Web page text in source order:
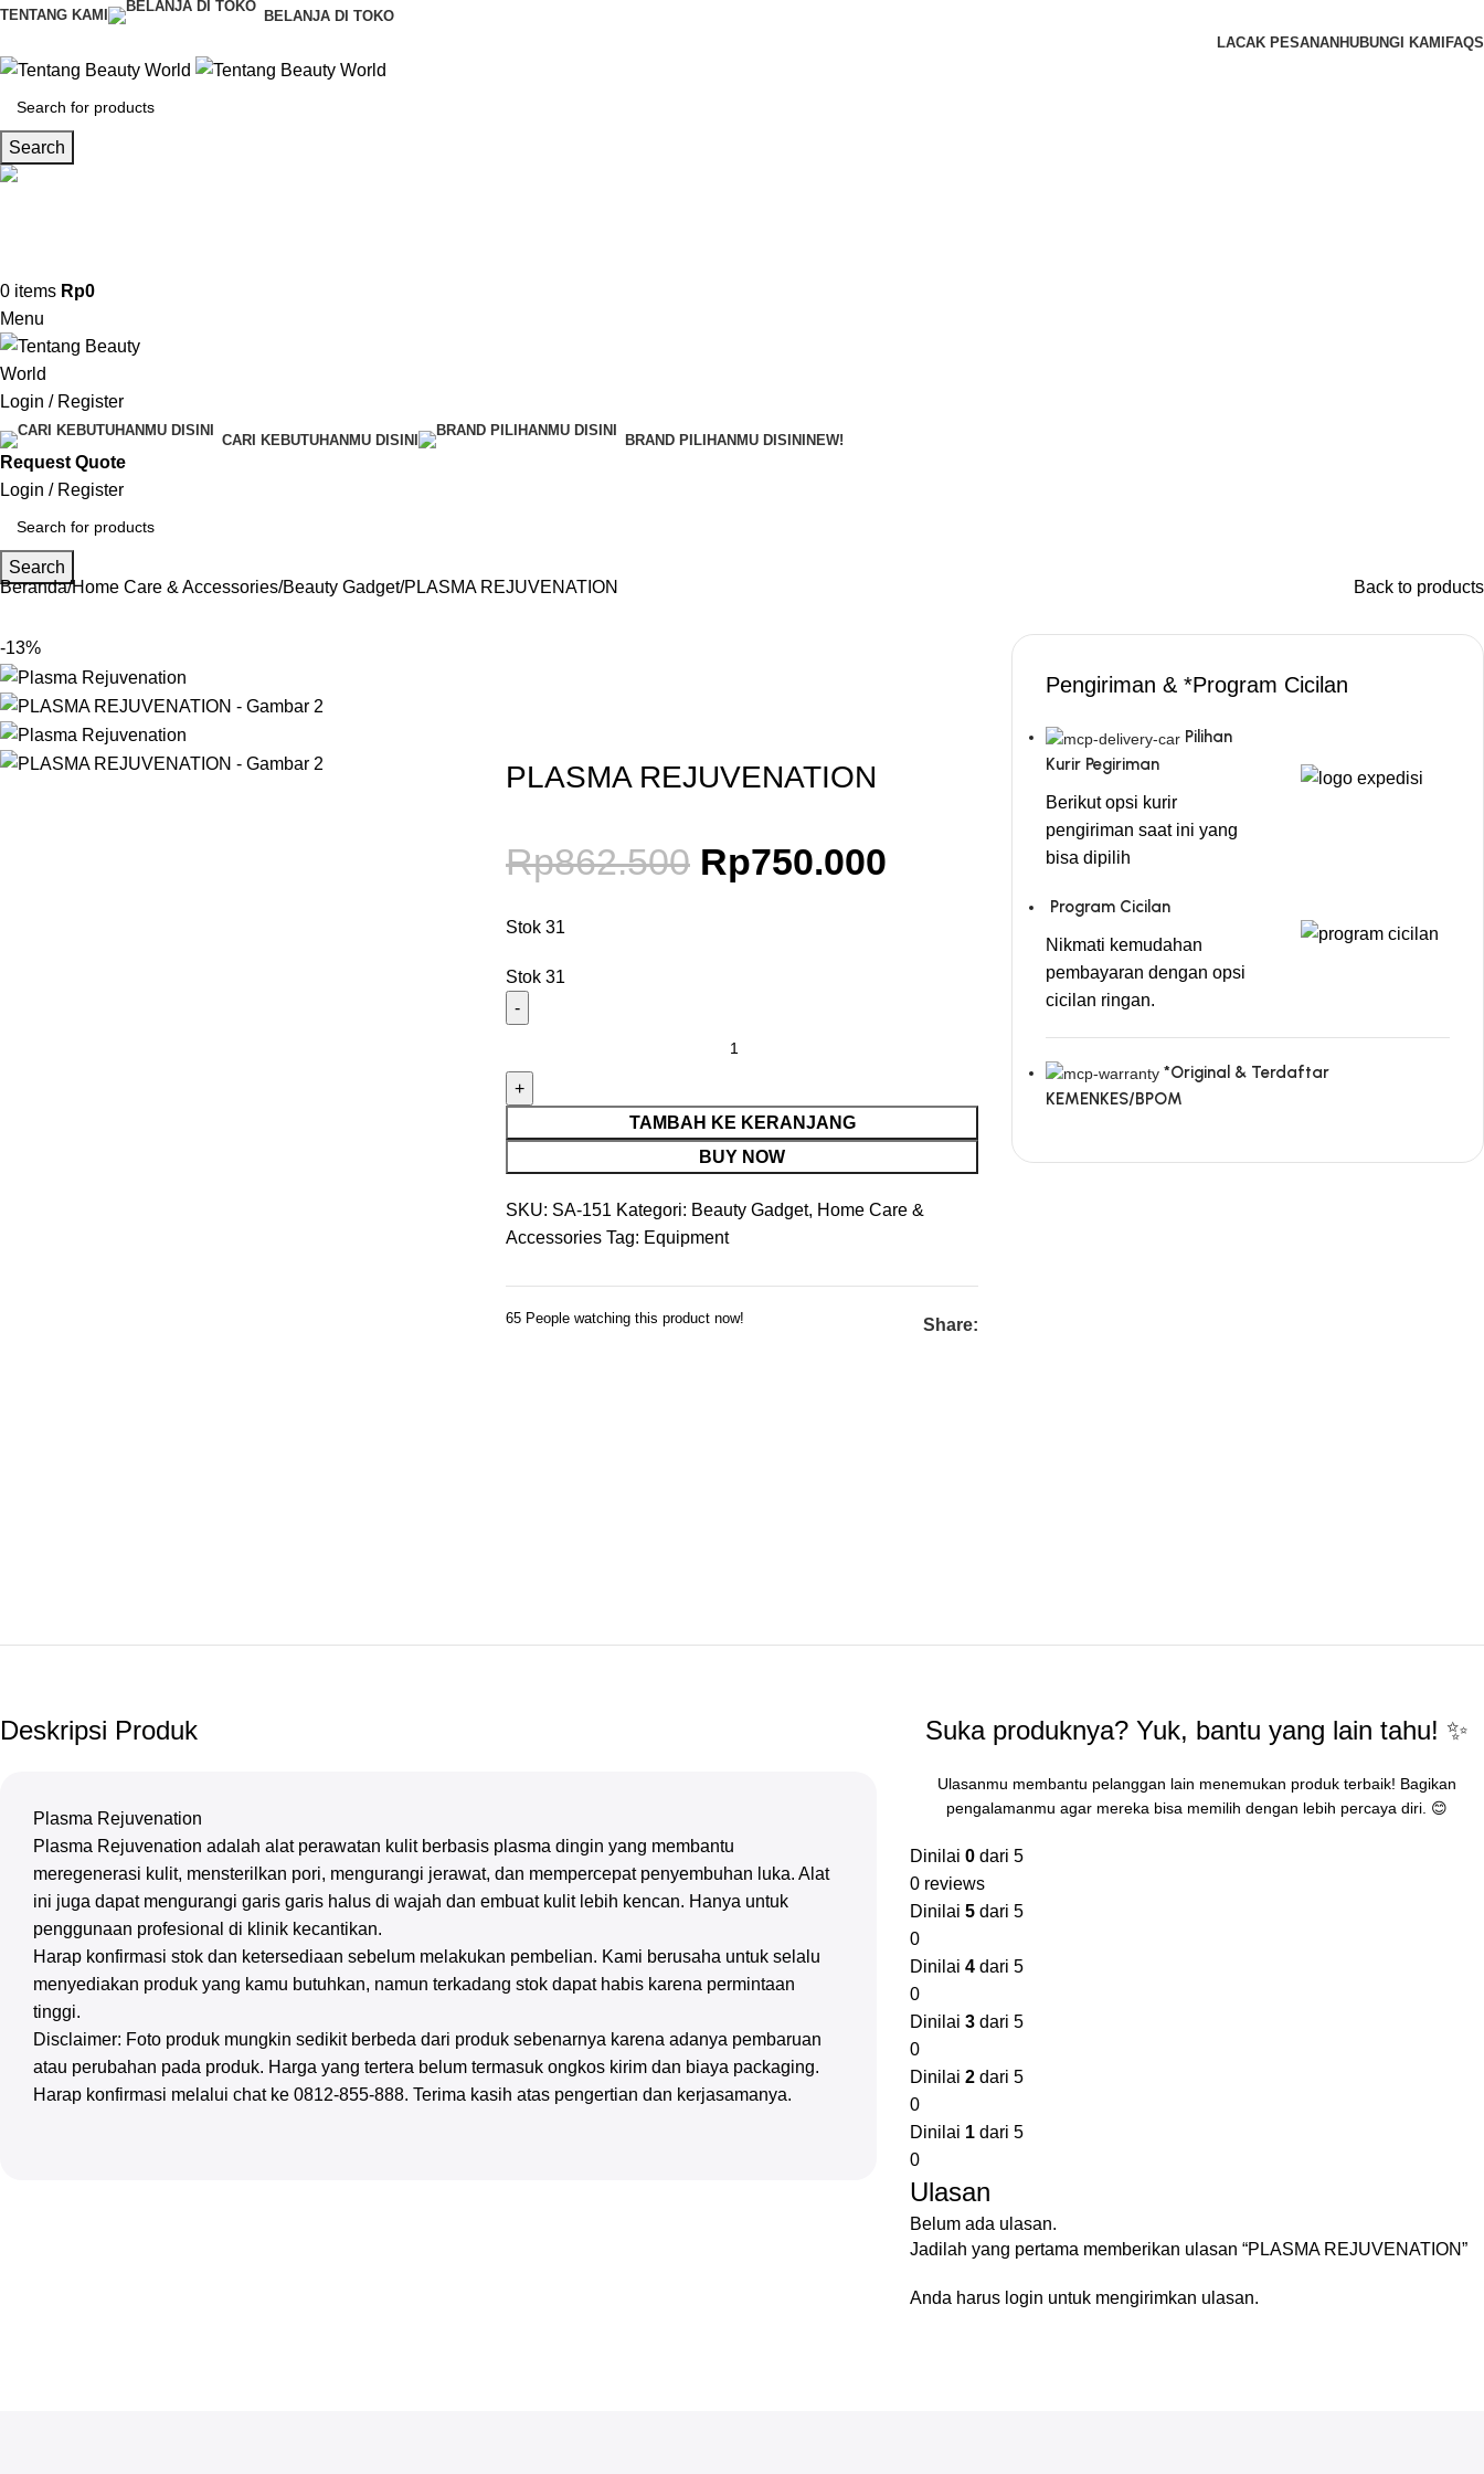
TENTANG KAMI
BELANJA DI TOKO
LACAK PESANAN HUBUNGI KAMI FAQS
Search
0 items Rp0
Menu
Login / Register
CARI KEBUTUHANMU DISINI BRAND PILIHANMU DISINI NEW!
Request Quote
Login / Register
Search
Beranda Home Care & Accessories Beauty Gadget PLASMA REJUVENATION Back to products
-13%
PLASMA REJUVENATION
Rp862.500 Rp750.000
Stok 31
Stok 31
TAMBAH KE KERANJANG
BUY NOW
SKU: SA-151 Kategori: Beauty Gadget, Home Care &
Accessories Tag: Equipment
65 People watching this product now! Share:
Pengiriman & *Program Cicilan
Pilihan
Kurir Pegiriman
Berikut opsi kurir
pengiriman saat ini yang
bisa dipilih
Program Cicilan
Nikmati kemudahan
pembayaran dengan opsi
cicilan ringan.
*Original & Terdaftar
KEMENKES/BPOM
Deskripsi Produk
Plasma Rejuvenation
Plasma Rejuvenation adalah alat perawatan kulit berbasis plasma dingin yang membantu
meregenerasi kulit, mensterilkan pori, mengurangi jerawat, dan mempercepat penyembuhan luka. Alat
ini juga dapat mengurangi garis garis halus di wajah dan embuat kulit lebih kencan. Hanya untuk
penggunaan profesional di klinik kecantikan.
Harap konfirmasi stok dan ketersediaan sebelum melakukan pembelian. Kami berusaha untuk selalu
menyediakan produk yang kamu butuhkan, namun terkadang stok dapat habis karena permintaan
tinggi.
Disclaimer: Foto produk mungkin sedikit berbeda dari produk sebenarnya karena adanya pembaruan
atau perubahan pada produk. Harga yang tertera belum termasuk ongkos kirim dan biaya packaging.
Harap konfirmasi melalui chat ke 0812-855-888. Terima kasih atas pengertian dan kerjasamanya.
Suka produknya? Yuk, bantu yang lain tahu! ✨
Ulasanmu membantu pelanggan lain menemukan produk terbaik! Bagikan
pengalamanmu agar mereka bisa memilih dengan lebih percaya diri. 😊
Dinilai0 dari 5
0 reviews
Dinilai5 dari 5
0
Dinilai4 dari 5
0
Dinilai3 dari 5
0
Dinilai2 dari 5
0
Dinilai 1 dari 5
0
Ulasan
Belum ada ulasan.
Jadilah yang pertama memberikan ulasan “PLASMA REJUVENATION”
Anda harus login untuk mengirimkan ulasan.